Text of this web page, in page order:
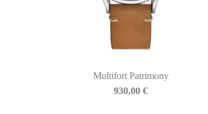
Multifort Patrimony
930,00€
WhatsApp Support